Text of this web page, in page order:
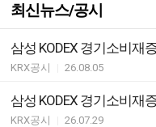
최신뉴스/공시
KRX공시 26.08.05
KRX공시 26.07.29